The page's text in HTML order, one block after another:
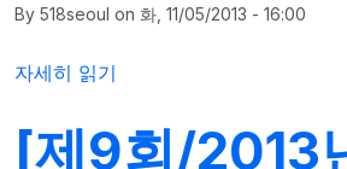
By 518seoul on 화, 11/05/2013 - 16:00
[제9회/2013년/그림]우수상 - 한윤정(
자세히 읽기
[제9회/2013